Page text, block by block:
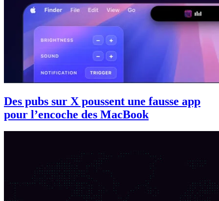
Des pubs sur X poussent une fausse app
pour l’encoche des MacBook